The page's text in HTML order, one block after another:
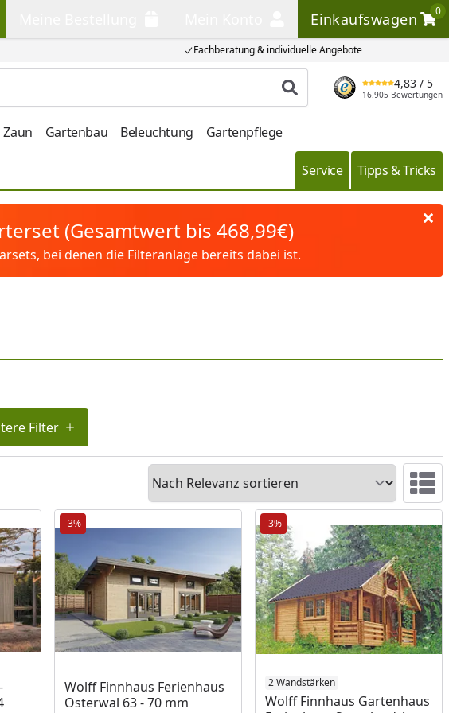
Fachberatung & individuelle Angebote
Einkaufswagen
0
Einkaufswagen
Produkt suchen
4,83 / 5
16.905 Bewertungen
Zaun Gartenbau Beleuchtung Gartenpflege
Service Tipps & Tricks
(Gesamtwert bis 468,99€)
bei denen die Filteranlage bereits dabei ist.
Filter
Sortieren
-3%
Wolff Finnhaus Ferienhaus
Osterwal 63 - 70 mm
-3%
2 Wandstärken
Wolff Finnhaus Gartenhaus